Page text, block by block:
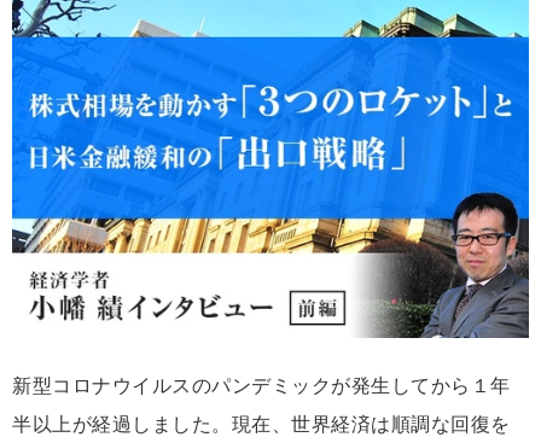
新型コロナウイルスのパンデミックが発生してから１年
半以上が経過しました。現在、世界経済は順調な回復を